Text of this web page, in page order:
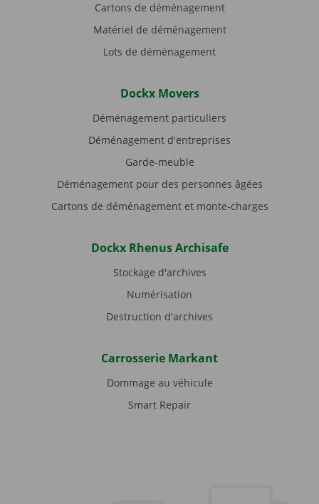
Cartons de déménagement
Matériel de déménagement
Lots de déménagement
Dockx Movers
Déménagement particuliers
Déménagement d'entreprises
Garde-meuble
Déménagement pour des personnes âgées
Cartons de déménagement et monte-charges
Dockx Rhenus Archisafe
Stockage d'archives
Numérisation
Destruction d'archives
Carrosserie Markant
Dommage au véhicule
Smart Repair